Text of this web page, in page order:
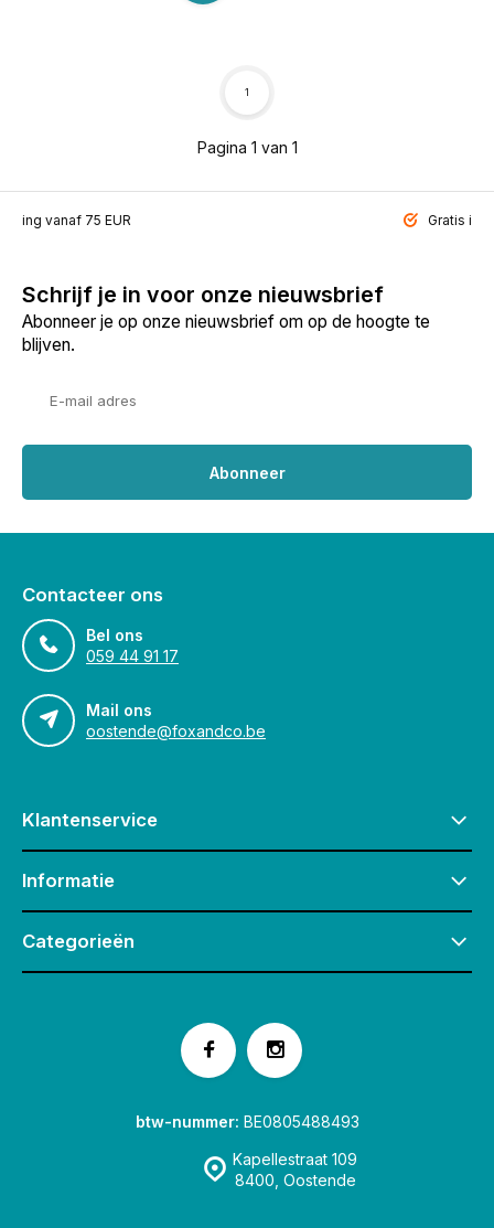
Pagina 1 van 1
1
vanaf 75 EUR Gratis
Schrijf je in voor onze nieuwsbrief
Abonneer je op onze nieuwsbrief om op de hoogte te
blijven.
Abonneer
Contacteer ons
Bel ons
059 44 91 17
Mail ons
oostende@foxandco.be
Klantenservice
Informatie
Categorieën
Kapellestraat 109
8400, Oostende
btw-nummer: BE0805488493